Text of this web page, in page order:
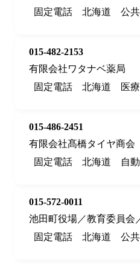
固定電話
北海道 公
015-482-2153
有限会社ワタナベ薬局
固定電話
北海道 医
015-486-2451
有限会社髙橋タイヤ商会
固定電話
北海道 自
015-572-0011
池田町役場／教育委員会
固定電話
北海道 公